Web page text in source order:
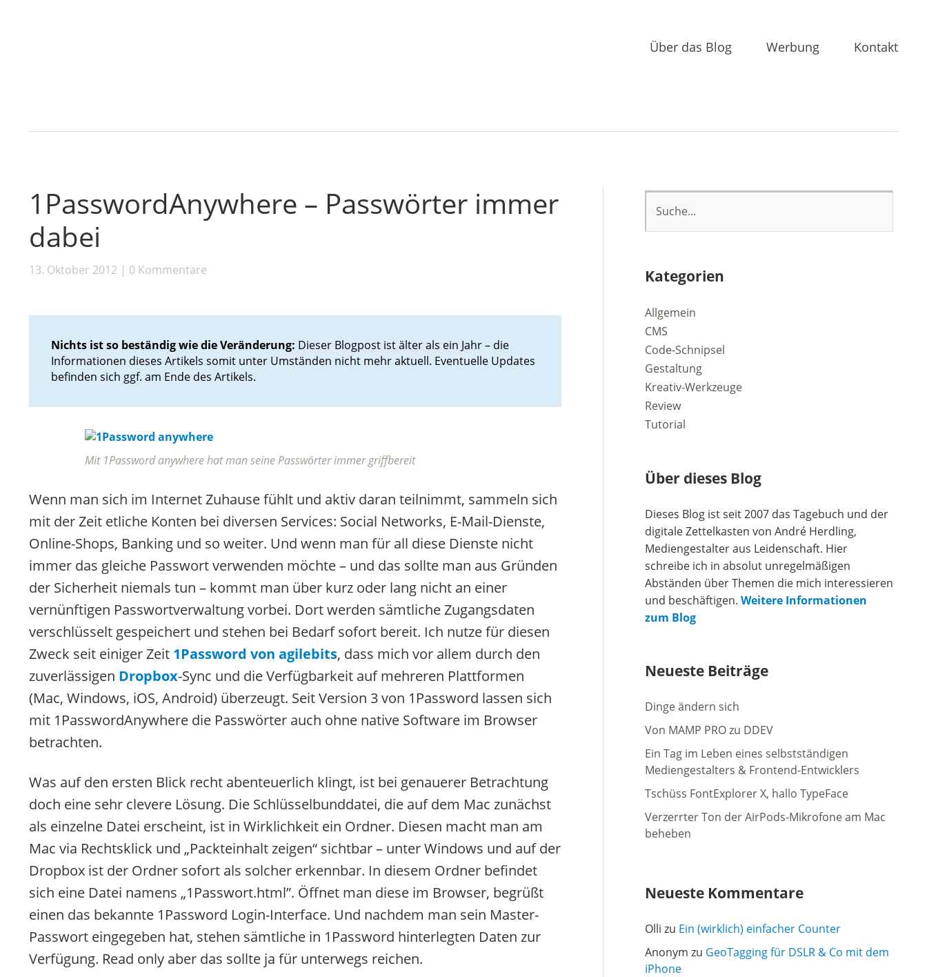
Über das Blog Werbung Kontakt
1PasswordAnywhere – Passwörter immer
dabei
13. Oktober 2012 0 Kommentare
Nichts ist so beständig wie die Veränderung: Dieser Blogpost ist älter als ein Jahr – die
Informationen dieses Artikels somit unter Umständen nicht mehr aktuell. Eventuelle Updates
befinden sich ggf. am Ende des Artikels.
Mit 1Password anywhere hat man seine Passwörter immer griffbereit
Wenn man sich im Internet Zuhause fühlt und aktiv daran teilnimmt, sammeln sich
mit der Zeit etliche Konten bei diversen Services: Social Networks, E-Mail-Dienste,
Online-Shops, Banking und so weiter. Und wenn man für all diese Dienste nicht
immer das gleiche Passwort verwenden möchte – und das sollte man aus Gründen
der Sicherheit niemals tun – kommt man über kurz oder lang nicht an einer
vernünftigen Passwortverwaltung vorbei. Dort werden sämtliche Zugangsdaten
verschlüsselt gespeichert und stehen bei Bedarf sofort bereit. Ich nutze für diesen
Zweck seit einiger Zeit 1Password von agilebits, dass mich vor allem durch den
zuverlässigen Dropbox-Sync und die Verfügbarkeit auf mehreren Plattformen
(Mac, Windows, iOS, Android) überzeugt. Seit Version 3 von 1Password lassen sich
mit 1PasswordAnywhere die Passwörter auch ohne native Software im Browser
betrachten.
Was auf den ersten Blick recht abenteuerlich klingt, ist bei genauerer Betrachtung
doch eine sehr clevere Lösung. Die Schlüsselbunddatei, die auf dem Mac zunächst
als einzelne Datei erscheint, ist in Wirklichkeit ein Ordner. Diesen macht man am
Mac via Rechtsklick und „Packteinhalt zeigen“ sichtbar – unter Windows und auf der
Dropbox ist der Ordner sofort als solcher erkennbar. In diesem Ordner befindet
sich eine Datei namens „1Passwort.html”. Öffnet man diese im Browser, begrüßt
einen das bekannte 1Password Login-Interface. Und nachdem man sein Master-
Passwort eingegeben hat, stehen sämtliche in 1Password hinterlegten Daten zur
Verfügung. Read only aber das sollte ja für unterwegs reichen.
Kategorien
Allgemein
CMS
Code-Schnipsel
Gestaltung
Kreativ-Werkzeuge
Review
Tutorial
Über dieses Blog
Dieses Blog ist seit 2007 das Tagebuch und der
digitale Zettelkasten von André Herdling,
Mediengestalter aus Leidenschaft. Hier
schreibe ich in absolut unregelmäßigen
Abständen über Themen die mich interessieren
und beschäftigen. Weitere Informationen
zum Blog
Neueste Beiträge
Dinge ändern sich
Von MAMP PRO zu DDEV
Ein Tag im Leben eines selbstständigen
Mediengestalters & Frontend-Entwicklers
Tschüss FontExplorer X, hallo TypeFace
Verzerrter Ton der AirPods-Mikrofone am Mac
beheben
Neueste Kommentare
Olli zu Ein (wirklich) einfacher Counter
Anonym zu GeoTagging für DSLR & Co mit dem
iPhone